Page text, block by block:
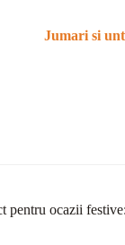
Jumari si
pentru ocazii festive: